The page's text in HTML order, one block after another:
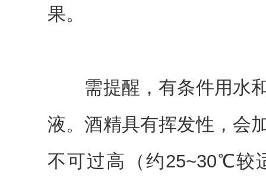
果。
需提醒，有条件用水和
液。酒精具有挥发性，会
不可过高（约25~30℃较